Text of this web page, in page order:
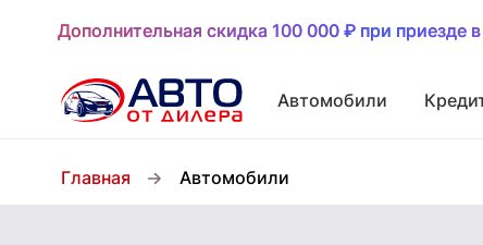
Дополнительная скидка 100 000 ₽ при приезде
Дополнительная скидка 100 000 ₽ при приезде
Автомобили
Главная Автомобили